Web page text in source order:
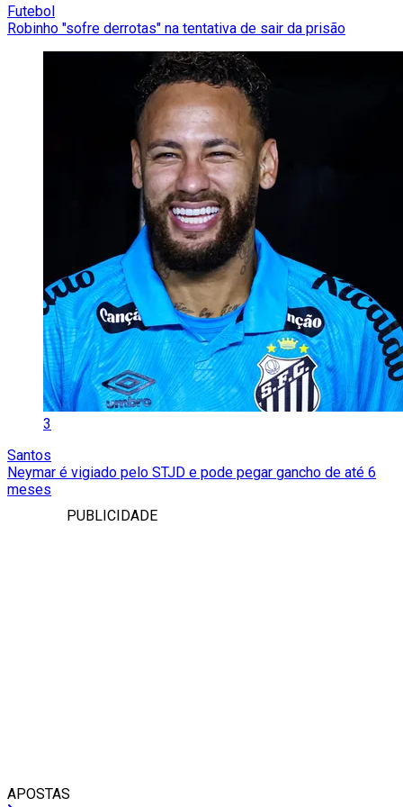
Futebol
Robinho "sofre derrotas" na tentativa de sair da prisão
3
Santos
Neymar é vigiado pelo STJD e pode pegar gancho de até 6
meses
PUBLICIDADE
APOSTAS